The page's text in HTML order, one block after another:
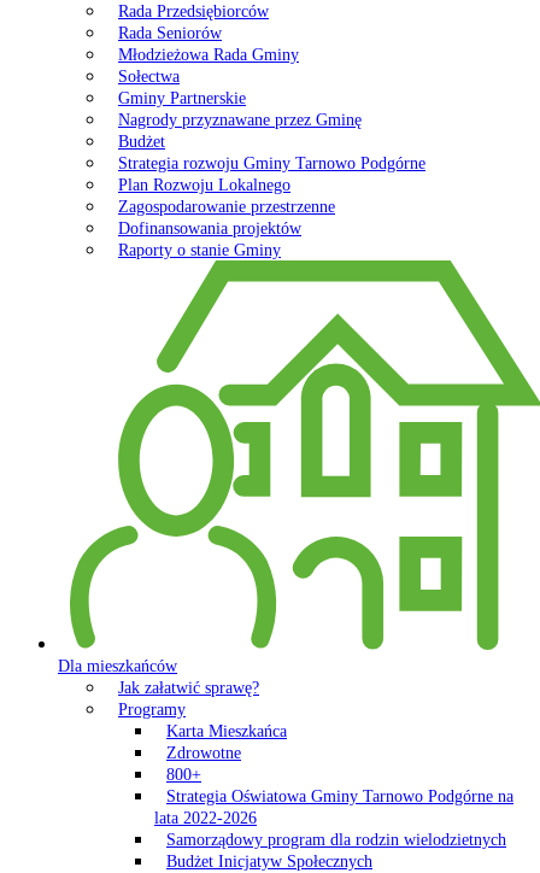
Rada Przedsiębiorców
Rada Seniorów
Młodzieżowa Rada Gminy
Sołectwa
Gminy Partnerskie
Nagrody przyznawane przez Gminę
Budżet
Strategia rozwoju Gminy Tarnowo Podgórne
Plan Rozwoju Lokalnego
Zagospodarowanie przestrzenne
Dofinansowania projektów
Raporty o stanie Gminy
Dla mieszkańców
Jak załatwić sprawę?
Programy
Karta Mieszkańca
Zdrowotne
800+
Strategia Oświatowa Gminy Tarnowo Podgórne na
lata 2022-2026
Samorządowy program dla rodzin wielodzietnych
Budżet Inicjatyw Społecznych